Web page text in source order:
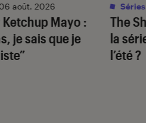
Ketchup Mayo :
je sais que je
août. 2026
The
la
l’été ?
Séries